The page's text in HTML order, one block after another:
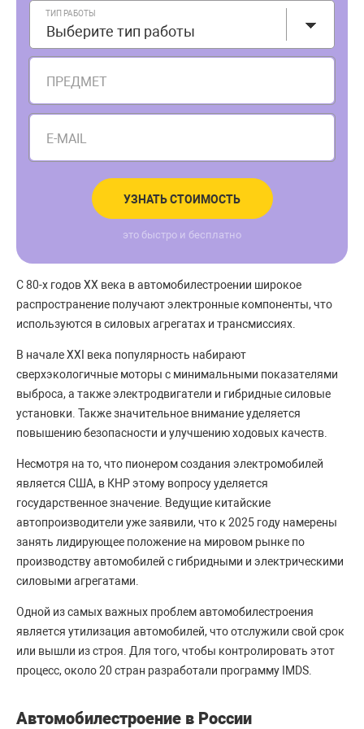
ТИП РАБОТЫ
Выберите тип работы
ПРЕДМЕТ
E-MAIL
УЗНАТЬ СТОИМОСТЬ
это быстро и бесплатно
С 80-х годов ХХ века в автомобилестроении широкое
распространение получают электронные компоненты, что
используются в силовых агрегатах и трансмиссиях.
В начале XXI века популярность набирают
сверхэкологичные моторы с минимальными показателями
выброса, а также электродвигатели и гибридные силовые
установки. Также значительное внимание уделяется
повышению безопасности и улучшению ходовых качеств.
Несмотря на то, что пионером создания электромобилей
является США, в КНР этому вопросу уделяется
государственное значение. Ведущие китайские
автопроизводители уже заявили, что к 2025 году намерены
занять лидирующее положение на мировом рынке по
производству автомобилей с гибридными и электрическими
силовыми агрегатами.
Одной из самых важных проблем автомобилестроения
является утилизация автомобилей, что отслужили свой срок
или вышли из строя. Для того, чтобы контролировать этот
процесс, около 20 стран разработали программу IMDS.
Автомобилестроение в России